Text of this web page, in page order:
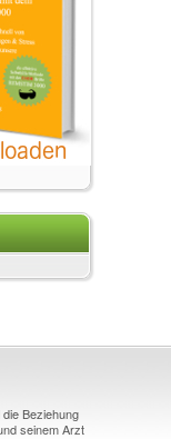
Beziehung
seinem Arzt